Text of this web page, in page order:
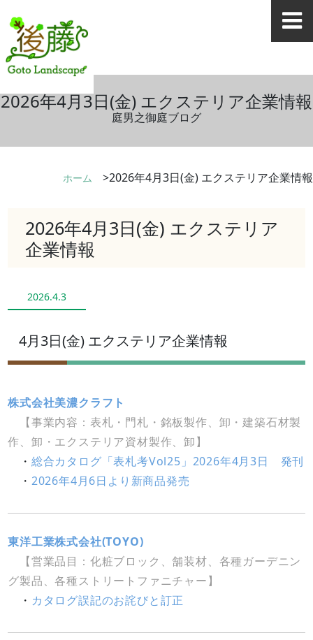
2026年4月3日(金) エクステリア企業情報
庭男之御庭ブログ
ホーム 2026年4月3日(金) エクステリア企業情報
2026年4月3日(金) エクステリア
企業情報
2026.4.3
4月3日(金) エクステリア企業情報
株式会社美濃クラフト
【事業内容：表札・門札・銘板製作、卸・建築石材製
作、卸・エクステリア資材製作、卸】
・ 総合カタログ「表札考Vol25」2026年4月3日 発刊
・ 2026年4月6日より新商品発売
東洋工業株式会社(TOYO)
【営業品目：化粧ブロック、舗装材、各種ガーデニン
グ製品、各種ストリートファニチャー】
・ カタログ誤記のお詫びと訂正